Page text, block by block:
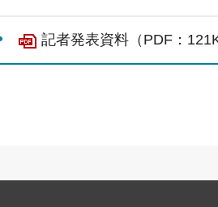
記者発表資料（PDF：